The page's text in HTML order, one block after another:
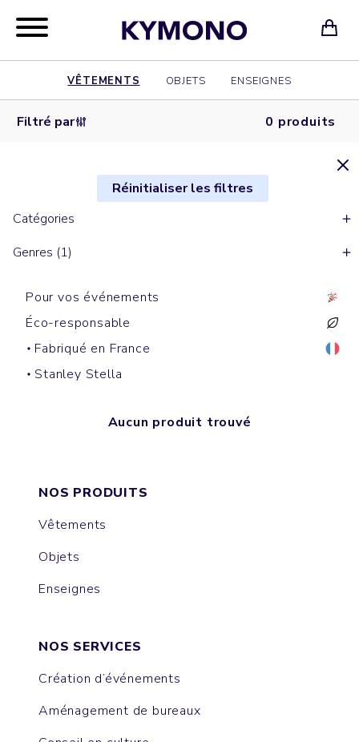
VÊTEMENTS OBJETS ENSEIGNES
Filtré par 0 produits
Réinitialiser les filtres
Catégories
Genres (1)
Pour vos événements
Éco-responsable
Fabriqué en France
Stanley Stella
Aucun produit trouvé
NOS PRODUITS
Vêtements
Objets
Enseignes
NOS SERVICES
Création d’événements
Aménagement de bureaux